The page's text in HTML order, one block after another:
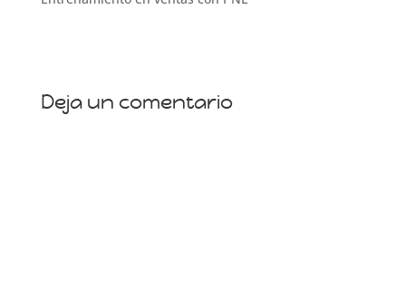
Deja un comentario